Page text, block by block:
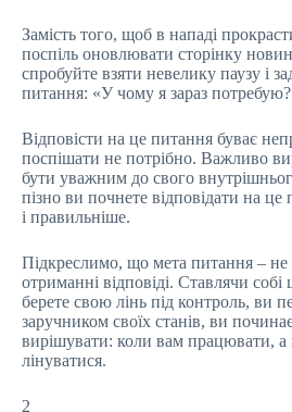
Замість того, щоб в нападі
поспіль оновлювати сторінку
спробуйте взяти невелику паузу і
питання: «У чому я зараз
Відповісти на це питання буває
поспішати не потрібно. Важливо
бути уважним до свого
пізно ви почнете відповідати на
і правильніше.
Підкреслимо, що мета питання – не
отриманні відповіді. Ставлячи
берете свою лінь під контроль, ви
заручником своїх станів, ви
вирішувати: коли вам працювати, а
лінуватися.
2